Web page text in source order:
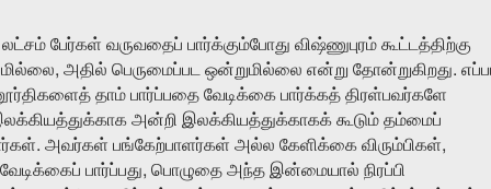
லட்சம் பேர்கள் வருவதைப் பார்க்கும்போது விஷ்ணுபுரம் கூட்டத்திற்கு
, அதில் பெருமைப்பட ஒன்றுமில்லை என்று தோன்றுகிறது.
தாம் பார்ப்பதை வேடிக்கை பார்க்கத் திரள்பவர்களே
அன்றி இலக்கியத்துக்காகக் கூடும் தம்மைப்
. அவர்கள் பங்கேற்பாளர்கள் அல்ல கேளிக்கை விரும்பிகள்,
வேடிக்கைப் பார்ப்பது, பொழுதை அந்த இன்மையால் நிரப்பி